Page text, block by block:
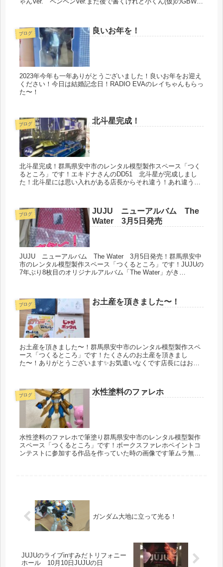
ブログ 良いお年を！
2023年今年も一年ありがとうございました！良いお年をお迎え
ください！今日は結婚記念日！RADIO EVAのレイちゃんもらっ
た〜！
ブログ 北斗星完成！
北斗星完成！群馬県安中市のレンタル模型製作スペース「つく
るところ」です！エキドナさんのDD51 北斗星が完成しまし
た！北斗星には思い入れがある店長からそれ違う！あれ違う！
ブログ
JUJU ニューアルバム The
Water 3月5日発売
JUJU ニューアルバム The Water 3月5日発売！群馬県安中
市のレンタル模型製作スペース「つくるところ」です！JUJUの
7年ぶり8枚目のオリジナルアルバム「The Water」がき
ブログ お土産を頂きました〜！
お土産を頂きました〜！群馬県安中市のレンタル模型製作スペ
ース「つくるところ」です！たくさんのお土産を頂きまし
た〜！ありがとうございます✨お気遣いなくです店長にはお休
ブログ 水性塗料のファレホ
水性塗料のファレホで筆塗り群馬県安中市のレンタル模型製作
スペース「つくるところ」です！ボークスファレホペイントコ
ンテストに参加する作品を作っていた時の画像です筆ムラ無く
ガンダム大地に立って光る！
JUJUのライブinすみだトリフォニー
ホール 10月10日JUJUの日